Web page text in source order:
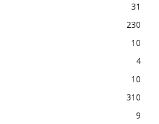
31
230
10
4
10
310
9